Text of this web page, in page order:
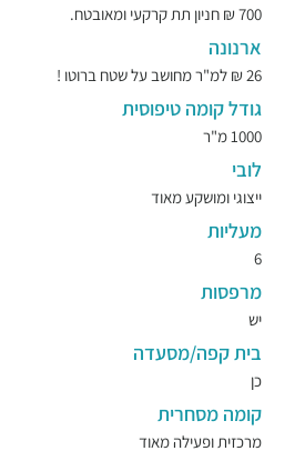
700 ₪ חניון תת קרקעי ומאובטח.
ארנונה
26 ₪ למ"ר מחושב על שטח ברוטו !
גודל קומה טיפוסית
1000 מ"ר
לובי
ייצוגי ומושקע מאוד
מעליות
6
מרפסות
יש
בית קפה/מסעדה
כן
קומה מסחרית
מרכזית ופעילה מאוד